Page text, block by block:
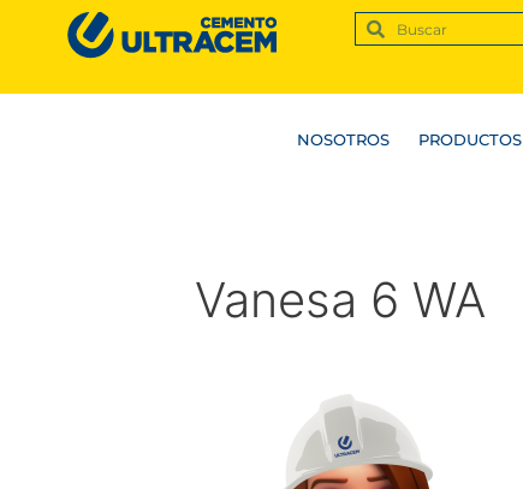
NOSOTROS PRODUCTOS
Vanesa 6 WA